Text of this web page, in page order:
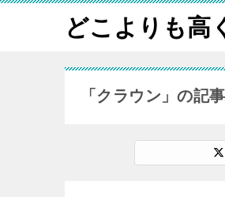
どこよりも高
「クラウン」の記